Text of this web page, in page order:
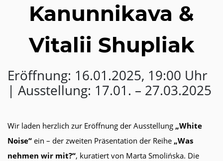
Kanunnikava &
Vitalii Shupliak
Eröffnung: 16.01.2025, 19:00 Uhr
| Ausstellung: 17.01. – 27.03.2025
Wir laden herzlich zur Eröffnung der Ausstellung „White
Noise“ ein – der zweiten Präsentation der Reihe „Was
nehmen wir mit?“, kuratiert von Marta Smolińska. Die